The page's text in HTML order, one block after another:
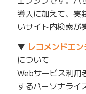
導入に加えて、実
いサイト内検索が
▼ レコメンドエ
について
Webサービス利用
するパーソナライ